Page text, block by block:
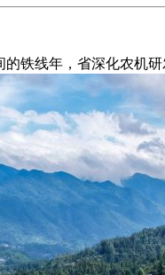
线年，省深化农机